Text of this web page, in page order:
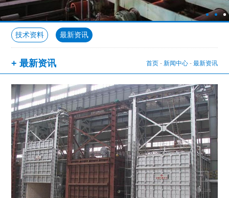
技术资料 最新资讯
首页- 新闻中心- 最新资讯
+ 最新资讯